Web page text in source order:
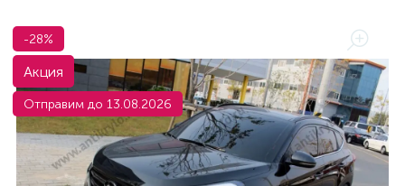
-28%
Акция
Отправим до 13.08.2026